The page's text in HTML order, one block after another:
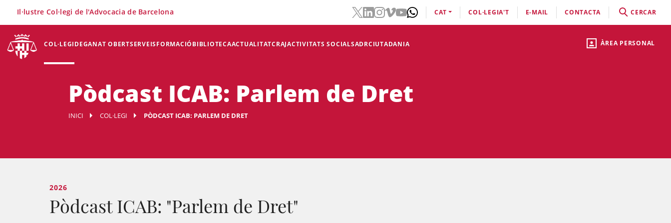
ÀREA PERSONAL
COL·LEGIDEGANAT OBERTSERVEISFORMACIÓBIBLIOTECAACTUALITATCRAJACTIVITATS SOCIALSADRCIUTADANIA
Il·lustre Col·legi de l'Advocacia de Barcelona CAT COL·LEGIA'T E-MAIL CONTACTA CERCAR
Pòdcast ICAB: Parlem de Dret
INICI COL·LEGI PÒDCAST ICAB: PARLEM DE DRET
2026
Pòdcast ICAB: "Parlem de Dret"